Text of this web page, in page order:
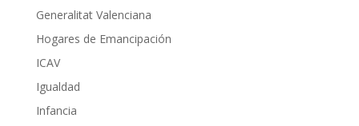
Generalitat Valenciana
Hogares de Emancipación
ICAV
Igualdad
Infancia